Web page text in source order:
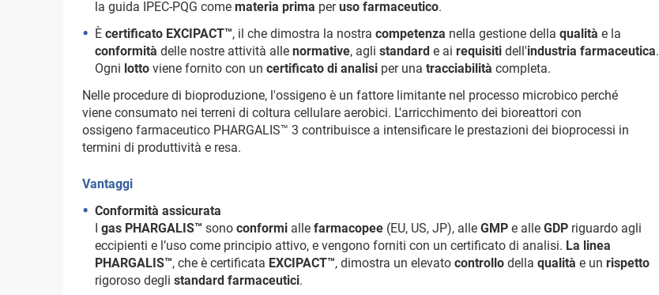
la guida IPEC-PQG come materia prima peruso farmaceutico.
È certificato EXCIPACT™, il che dimostra la nostra competenza nella gestione della qualità e la
conformità delle nostre attività alle normative, agli standard e ai requisiti dell'industria farmaceutica.
Ogni lotto viene fornito con un certificato di analisi per una tracciabilità completa.
Nelle procedure di bioproduzione, l'ossigeno è un fattore limitante nel processo microbico perché
viene consumato nei terreni di coltura cellulare aerobici. L'arricchimento dei bioreattori con
ossigeno farmaceutico PHARGALIS™ 3 contribuisce a intensificare le prestazioni dei bioprocessi in
termini di produttività e resa.
Vantaggi
Conformità assicurata
gas PHARGALIS™ sono conformi alle farmacopee (EU, US, JP), alle GMP e alle GDP riguardo agli
eccipienti e l’uso come principio attivo, e vengono forniti con un certificato di analisi. La linea
PHARGALIS™, che è certificata EXCIPACT™, dimostra un elevato controllo della qualità e un rispetto
rigoroso degli standard farmaceutici.